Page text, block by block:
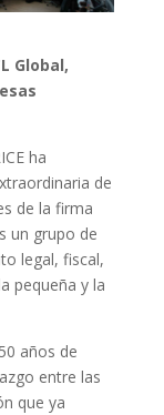
Global,
ha
de
de la firma
un grupo de
legal, fiscal,
pequeña y la
años de
entre las
que ya